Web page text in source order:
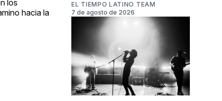
los
hacia la
EL TIEMPO LATINO TEAM
7 de agosto de 2026